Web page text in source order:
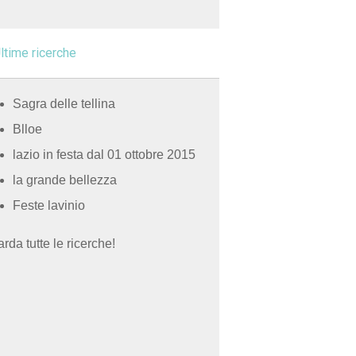
ricerche
Sagra delle tellina
Blloe
lazio in festa dal 01 ottobre 2015
la grande bellezza
Feste lavinio
tutte le ricerche!